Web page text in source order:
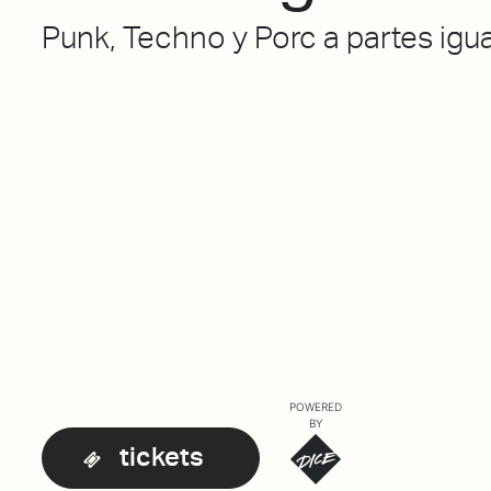
Punk, Techno y Porc a partes
tickets
POWERED
BY